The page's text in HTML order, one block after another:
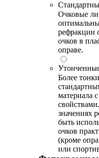
Очковые
рефракции
очков в
оправе.
Более
материала
значениях
быть
очков
(кроме
или